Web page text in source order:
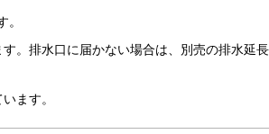
。排水口に届かない場合は、別売の排水延
ます。